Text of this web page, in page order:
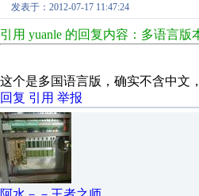
发表于：2012-07-17 11:47:24
引用 yuanle 的回复内容：多语言
这个是多国语言版，确实不含中文
回复 引用 举报